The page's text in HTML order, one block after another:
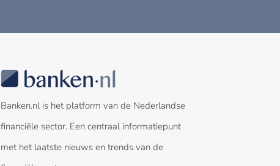
Banken.nl is het platform van de Nederlandse
financiële sector. Een centraal informatiepunt
met het laatste nieuws en trends van de